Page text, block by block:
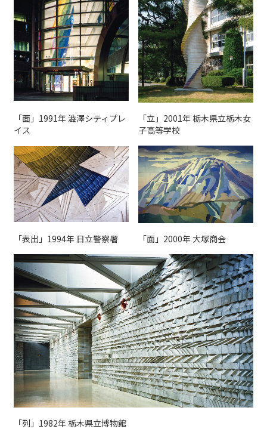
「面」1991年 澁澤シティプレ
イス
「立」2001年 栃木県立栃木女
子高等学校
「表出」1994年 日立警察署 「面」2000年 大塚商会
「列」1982年 栃木県立博物館